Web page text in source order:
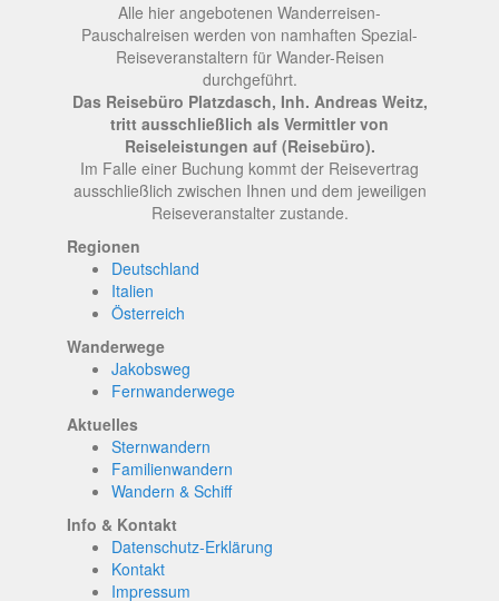
Alle hier angebotenen Wanderreisen-
Pauschalreisen werden von namhaften Spezial-
Reiseveranstaltern für Wander-Reisen
durchgeführt.
Das Reisebüro Platzdasch, Inh. Andreas Weitz,
tritt ausschließlich als Vermittler von
Reiseleistungen auf (Reisebüro).
Im Falle einer Buchung kommt der Reisevertrag
ausschließlich zwischen Ihnen und dem jeweiligen
Reiseveranstalter zustande.
Regionen
Deutschland
Italien
Österreich
Wanderwege
Jakobsweg
Fernwanderwege
Aktuelles
Sternwandern
Familienwandern
Wandern & Schiff
Info & Kontakt
Datenschutz-Erklärung
Kontakt
Impressum